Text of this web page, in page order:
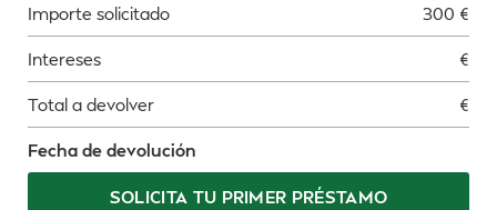
Importe solicitado 300 €
Intereses €
Total a devolver €
Fecha de devolución
SOLICITA TU PRIMER PRÉSTAMO